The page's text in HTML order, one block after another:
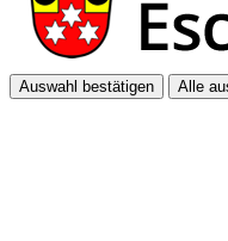
Auswahl bestätigen Alle